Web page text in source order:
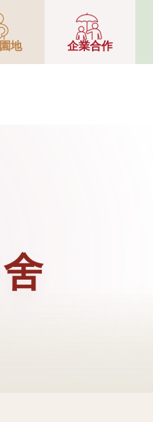
地 企業合作